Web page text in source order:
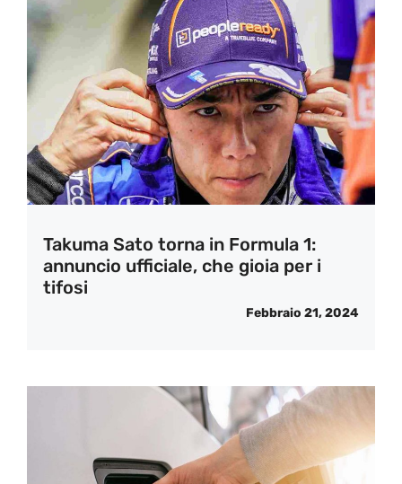
Takuma Sato torna in Formula 1:
annuncio ufficiale, che gioia per i
tifosi
Febbraio 21, 2024